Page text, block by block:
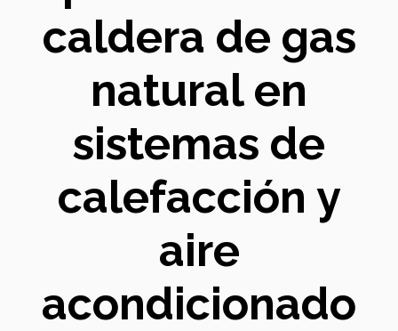
caldera de gas
natural en
sistemas de
calefacción y
aire
acondicionado